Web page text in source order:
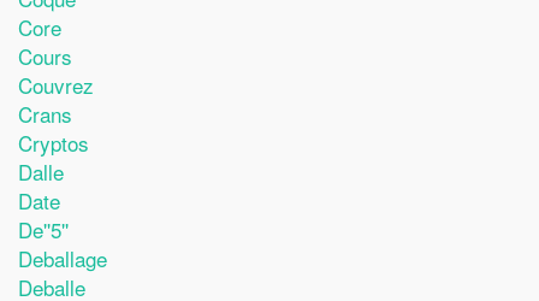
Core
Cours
Couvrez
Crans
Cryptos
Dalle
Date
De''5''
Deballage
Deballe